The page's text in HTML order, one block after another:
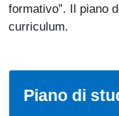
formativo”. Il piano
curriculum.
Piano di